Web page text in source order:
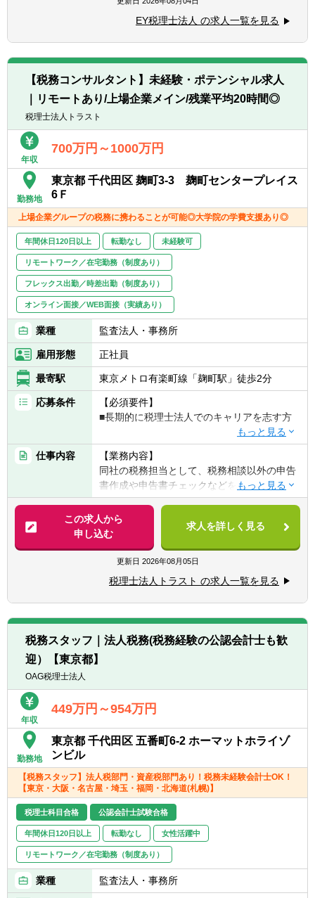
■所得税申告書作成経験
■海外拠点とのコミュニケーション経験
が望ましい
▽人事系スペシャリストの場合
■コンサルティング会社において国際間人事
■外資系人事コンサル会社等において、世界
全体の駐在員の人事異動に関する制度構築に
関する経験がある方
方
■英語：最低限、英語書面でのコミュニケー
ションができること、英語で会話できること
が望ましい
＜シニア＞
■上記の応募資格に近いご経験をお待ちの方
【歓迎経験・スキル】
＜マネージャー＞
▽税務系スペシャリストの場合
■税務意見書作成経験あれば尚可
■金融商品（ストックオプション等）に関す
る税務の知識があれば尚可
■税理士資格があれば尚可
▽人事系スペシャリストの場合
■TOEIC850 点以上あれば尚可
■多国籍企業のグローバル報酬、株式報酬、
退職金・年金や役員報酬に関する日本及び海
外の税務アドバイザリー業務
■日系企業のモビリティ（国際間人材異動）
に係る国際税務、恒久的施設課税問題、人件
費負担の税務問題、海外出向契約書の税務対
策、二重課税対抗策のアドバイス、富裕層タ
ディネーション
■外国人赴任者や外国人社員のビザ申請、日
国間異動の際のビザ申請等
外勤務者規程の作成、海外給与体系の構築
EY税理士法人 の求人一覧を見る
【税務コンサルタント】未経験・ポテンシャル求人
｜リモートあり/上場企業メイン/残業平均20時間◎
税理士法人トラスト
年収
700万円～1000万円
勤務地
東京都 千代田区 麹町3-3 麹町センタープレイス
6Ｆ
上場企業グループの税務に携わることが可能◎大学院の学費支援あり◎
年間休日120日以上 転勤なし 未経験可
リモートワーク／在宅勤務（制度あり）
フレックス出勤／時差出勤（制度あり）
オンライン面接／WEB面接（実績あり）
業種 監査法人・事務所
雇用形態 正社員
最寄駅 東京メトロ有楽町線「麹町駅」徒歩2分
応募条件
【必須要件】
■長期的に税理士法人でのキャリアを志す方
※上場企業グループへの税務業務と中小オー
ナー系企業への税務業務は顧客ニーズが根本
的に異なることから、業務が併存すると煩雑
化しやすい傾向にありますが、トラストは上
場企業に特化しているため、顧客ニーズが明
確です。
【魅力】
■残業は閑散期で20時間、繁忙期で50時間と
■大学院への学費支援制度があります
仕事内容
【業務内容】
同社の税務担当として、税務相談以外の申告
書作成や申告書チェックなどをお任せしま
す。
■税務申告書の作成
■作成された税務申告書のチェック
≪使用システム≫
■単体納税：達人 グループ通算：TKC
【研修・教育制度について】
担当顧問ごとに管理者（上司）がアドバイ
ス、チェック、サポートします。また、社内
◆税理士法人トラストの特徴◆
■企業税務に特化した税理士法人です。
■クライアントの95％が上場会社とそのグル
ープ会社です。
■上場企業グループの税務は税理士業界でも
特に付加価値の高い「高度な税務」の1つで
す。
■記帳代行、給与計算、年末調整などの事務
は請け負っていません。
■少数精鋭の組織です。
この求人から
申し込む
求人を詳しく見る
更新日 2026年08月05日
税理士法人トラスト の求人一覧を見る
税務スタッフ｜法人税務(税務経験の公認会計士も歓
迎）【東京都】
OAG税理士法人
年収
449万円～954万円
勤務地
東京都 千代田区 五番町6-2 ホーマットホライゾ
ンビル
【税務スタッフ】法人税部門・資産税部門あり！税務未経験会計士OK！
【東京・大阪・名古屋・埼玉・福岡・北海道(札幌)】
税理士科目合格 公認会計士試験合格
年間休日120日以上 転勤なし 女性活躍中
リモートワーク／在宅勤務（制度あり）
業種 監査法人・事務所